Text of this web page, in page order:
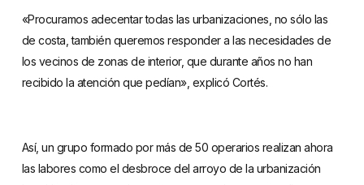
«Procuramos adecentar todas las urbanizaciones, no sólo las
de costa, también queremos responder a las necesidades de
los vecinos de zonas de interior, que durante años no han
recibido la atención que pedían», explicó Cortés.
Así, un grupo formado por más de 50 operarios realizan ahora
las labores como el desbroce del arroyo de la urbanización